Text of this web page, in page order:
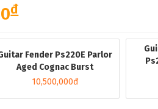
đ
Fender Ps220E Parlor
Aged Cognac Burst
10,500,000đ
Ps220E